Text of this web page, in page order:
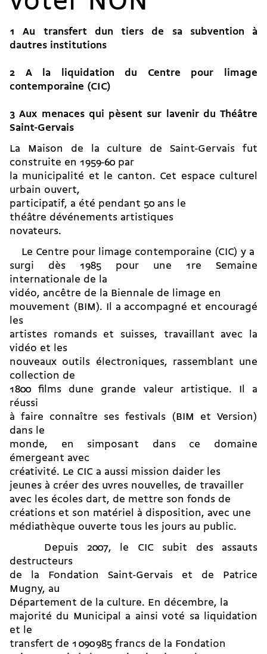
1 Au transfert dun tiers de sa subvention à
dautres institutions
2 A la liquidation du Centre pour limage
contemporaine (CIC)
3 Aux menaces qui pèsent sur lavenir du Théâtre
Saint-Gervais
La Maison de la culture de Saint-Gervais fut
construite en 1959-60 par
la municipalité et le canton. Cet espace culturel
urbain ouvert,
participatif, a été pendant 50 ans le
théâtre dévénements artistiques
novateurs.
Le Centre pour limage contemporaine (CIC) y a
surgi dès 1985 pour une 1re Semaine
internationale de la
vidéo, ancêtre de la Biennale de limage en
mouvement (BIM). Il a accompagné et encouragé
les
artistes romands et suisses, travaillant avec la
vidéo et les
nouveaux outils électroniques, rassemblant une
collection de
1800 films dune grande valeur artistique. Il a
réussi
à faire connaître ses festivals (BIM et Version)
dans le
monde, en simposant dans ce domaine
émergeant avec
créativité. Le CIC a aussi mission daider les
jeunes à créer des uvres nouvelles, de travailler
avec les écoles dart, de mettre son fonds de
créations et son matériel à disposition, avec une
médiathèque ouverte tous les jours au public.
Depuis 2007, le CIC subit des assauts
destructeurs
de la Fondation Saint-Gervais et de Patrice
Mugny, au
Département de la culture. En décembre, la
majorité du Municipal a ainsi voté sa liquidation
et le
transfert de 1 090 985 francs de la Fondation